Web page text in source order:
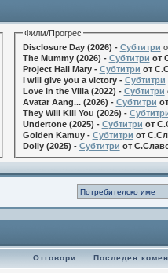
Филм/Прогрес
Disclosure Day (2026) - Субтитри
The Mummy (2026) - Субтитри от
Project Hail Mary - Субтитри от
I will give you a victory - Субтитри
Love in the Villa (2022) - Субтитри
Avatar Aang... (2026) - Субтитри
They Will Kill You (2026) -
Undertone (2025) - Субтитри от
Golden Kamuy - Субтитри от
Dolly (2025) - Субтитри от
Отговори Последен